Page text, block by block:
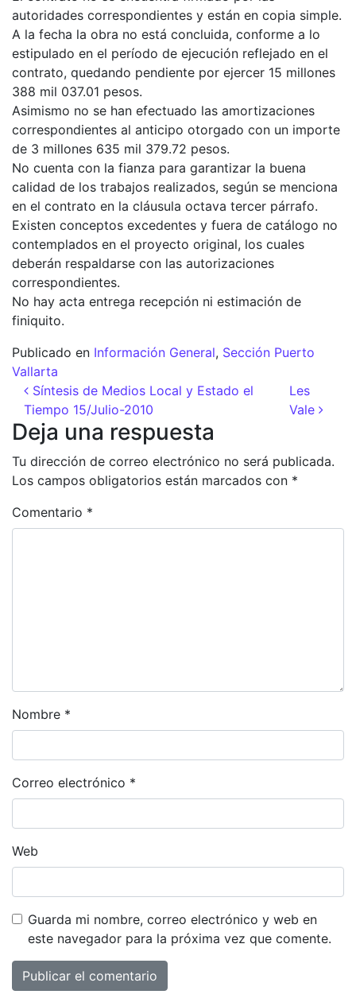
autoridades correspondientes y están en copia simple.
A la fecha la obra no está concluida, conforme a lo
estipulado en el período de ejecución reflejado en el
contrato, quedando pendiente por ejercer 15 millones
388 mil 037.01 pesos.
Asimismo no se han efectuado las amortizaciones
correspondientes al anticipo otorgado con un importe
de 3 millones 635 mil 379.72 pesos.
No cuenta con la fianza para garantizar la buena
calidad de los trabajos realizados, según se menciona
en el contrato en la cláusula octava tercer párrafo.
Existen conceptos excedentes y fuera de catálogo no
contemplados en el proyecto original, los cuales
deberán respaldarse con las autorizaciones
correspondientes.
No hay acta entrega recepción ni estimación de
finiquito.
Publicado en Información General, Sección Puerto
Vallarta
Navegación de entradas
Síntesis de Medios Local y Estado el
Tiempo 15/Julio-2010
Les
Vale
Deja una respuesta
Tu dirección de correo electrónico no será publicada.
Los campos obligatorios están marcados con *
Comentario *
Nombre *
Correo electrónico *
Web
Guarda mi nombre, correo electrónico y web en
este navegador para la próxima vez que comente.